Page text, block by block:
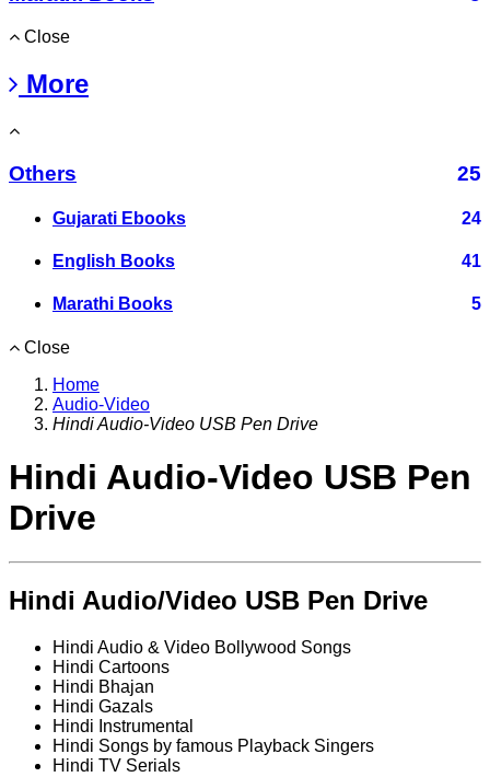
Close
More
Others 25
Gujarati Ebooks 24
English Books 41
Marathi Books 5
Close
Home
Audio-Video
Hindi Audio-Video USB Pen Drive
Hindi Audio-Video USB Pen
Drive
Hindi Audio/Video USB Pen Drive
Hindi Audio & Video Bollywood Songs
Hindi Cartoons
Hindi Bhajan
Hindi Gazals
Hindi Instrumental
Hindi Songs by famous Playback Singers
Hindi TV Serials